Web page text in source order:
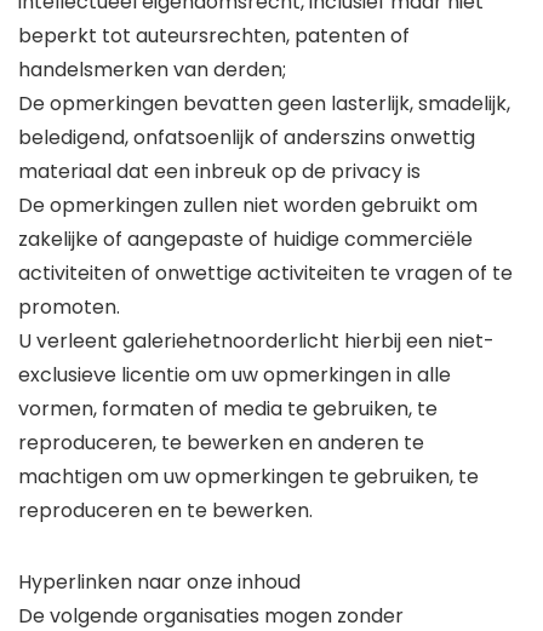
beperkt tot auteursrechten, patenten of
handelsmerken van derden;
De opmerkingen bevatten geen lasterlijk, smadelijk,
beledigend, onfatsoenlijk of anderszins onwettig
materiaal dat een inbreuk op de privacy is
De opmerkingen zullen niet worden gebruikt om
zakelijke of aangepaste of huidige commerciële
activiteiten of onwettige activiteiten te vragen of te
promoten.
U verleent galeriehetnoorderlicht hierbij een niet-
exclusieve licentie om uw opmerkingen in alle
vormen, formaten of media te gebruiken, te
reproduceren, te bewerken en anderen te
machtigen om uw opmerkingen te gebruiken, te
reproduceren en te bewerken.
Hyperlinken naar onze inhoud
De volgende organisaties mogen zonder